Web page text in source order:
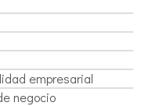
empresarial
negocio